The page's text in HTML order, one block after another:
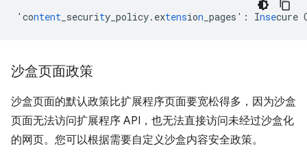
'content _security_policy.extension _pages' : Insecure
沙盒页面政策
沙盒页面的默认政策比扩展程序页面要宽松得多，因为沙盒
页面无法访问扩展程序 API，也无法直接访问未经过沙盒化
的网页。您可以根据需要自定义沙盒内容安全政策。